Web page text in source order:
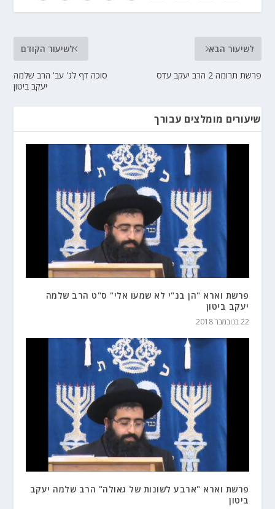
לשיעור הקודם
סוכה דף לג' עב' הרב שלמה
יעקב ביטון
לשיעור הבא
פרשת תרומה 2 הרב יעקב עדס
שיעורים מומלצים עבורך
פרשת וארא "הן בנ"י לא שמעו אלי" ס"ט הרב שלמה
יעקב ביטון
22 בנובמבר 2018
פרשת וארא "ארבע לשונות של גאולה" הרב שלמה יעקב
ביטון